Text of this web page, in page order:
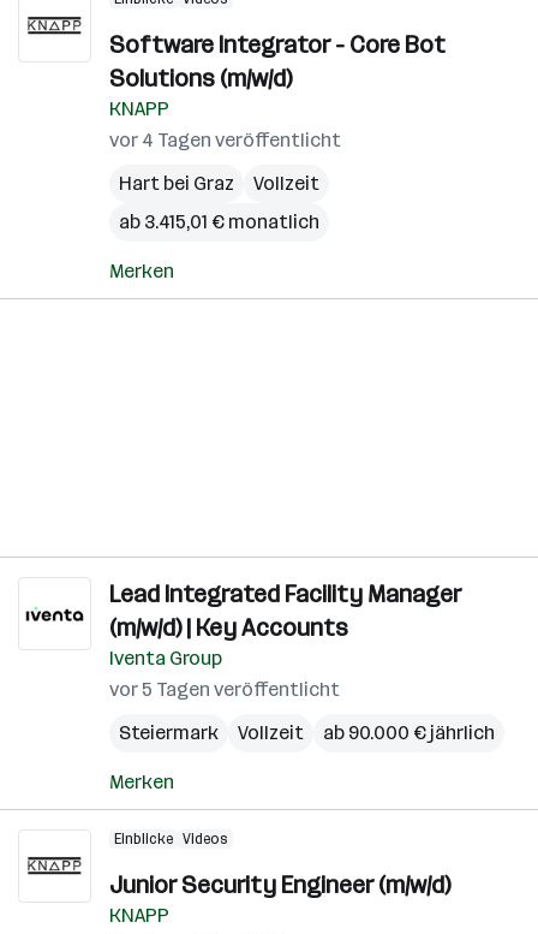
Software Integrator - Core Bot
Solutions (m/w/d)
KNAPP
vor 4 Tagen veröffentlicht
Hart bei Graz
Vollzeit
ab 3.415,01 € monatlich
Merken
Lead Integrated Facility Manager
(m/w/d) | Key Accounts
Iventa Group
vor 5 Tagen veröffentlicht
Steiermark
Vollzeit ab 90.000 € jährlich
Merken
Einblicke Videos
Junior Security Engineer (m/w/d)
KNAPP